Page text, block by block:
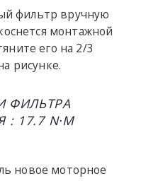
фильтр вручную
монтажной
его на 2/3
рисунке.
ФИЛЬТРА
17.7 N·M
новое моторное